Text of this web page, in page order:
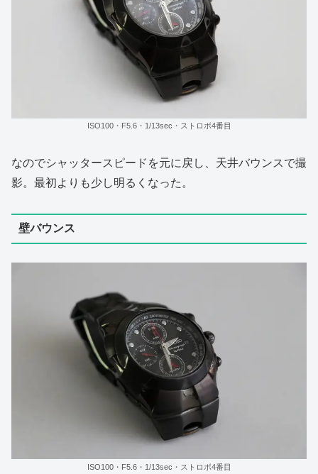
ISO100・F5.6・1/13sec・ストロボ4番目
なのでシャッタースピードを元に戻し、天井バウンスで撮
影。最初よりも少し明るくなった。
壁バウンス
ISO100・F5.6・1/13sec・ストロボ4番目